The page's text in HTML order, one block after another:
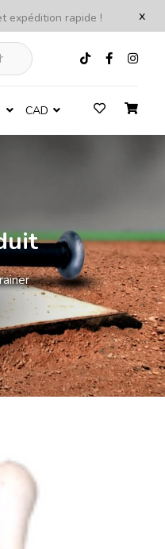
x
expédition rapide !
CAD